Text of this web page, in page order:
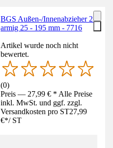
BGS Außen-/Innenabzieher 2-
armig 25 - 195 mm - 7716
Artikel wurde noch nicht
bewertet.
(0)
Preis — 27,99 € * Alle Preise
inkl. MwSt. und ggf. zzgl.
Versandkosten pro ST27,99
€*/ ST